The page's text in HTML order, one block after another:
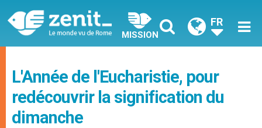
MISSION
FR
L'Année de l'Eucharistie, pour
redécouvrir la signification du
dimanche